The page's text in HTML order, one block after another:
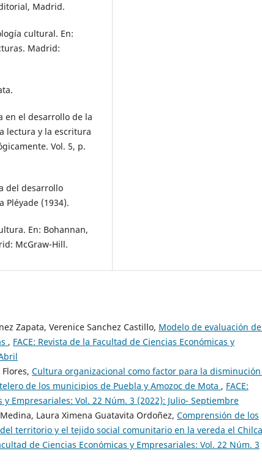
Madrid.
cultural. En:
Madrid:
en el desarrollo de la
lectura y la escritura
Vol. 5, p.
del desarrollo
Pléyade (1934).
En: Bohannan,
McGraw-Hill.
Zapata, Verenice Sanchez Castillo, Modelo de evaluación
, FACE: Revista de la Facultad de Ciencias Económicas y
Cultura organizacional como factor para la
de los municipios de Puebla y Amozoc de Mota , FACE:
Empresariales: Vol. 22 Núm. 3 (2022): Julio- Septiembre
Laura Ximena Guatavita Ordoñez, Comprensión de los
territorio y el tejido social comunitario en la vereda el
de Ciencias Económicas y Empresariales: Vol. 22 Núm. 3